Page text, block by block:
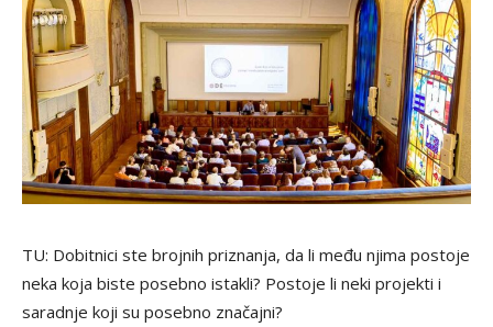
TU: Dobitnici ste brojnih priznanja, da li među njima postoje
neka koja biste posebno istakli? Postoje li neki projekti i
saradnje koji su posebno značajni?